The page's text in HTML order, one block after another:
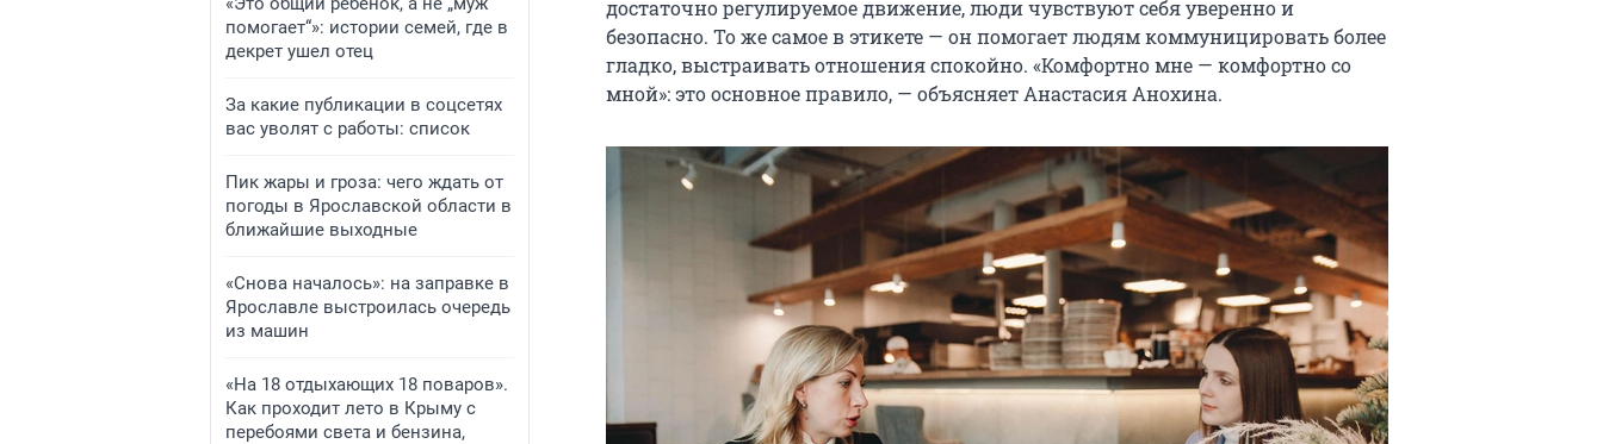
помогает“»: истории семей, где в
декрет ушел отец
За какие публикации в соцсетях
вас уволят с работы: список
Пик жары и гроза: чего ждать от
погоды в Ярославской области в
ближайшие выходные
«Снова началось»: на заправке в
Ярославле выстроилась очередь
из машин
«На 18 отдыхающих 18 поваров».
Как проходит лето в Крыму с
перебоями света и бензина,
достаточно регулируемое движение, люди чувствуют себя уверенно и
безопасно. То же самое в этикете — он помогает людям коммуницировать более
гладко, выстраивать отношения спокойно. «Комфортно мне — комфортно со
мной»: это основное правило, — объясняет Анастасия Анохина.